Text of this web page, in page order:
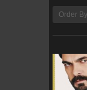
Order By